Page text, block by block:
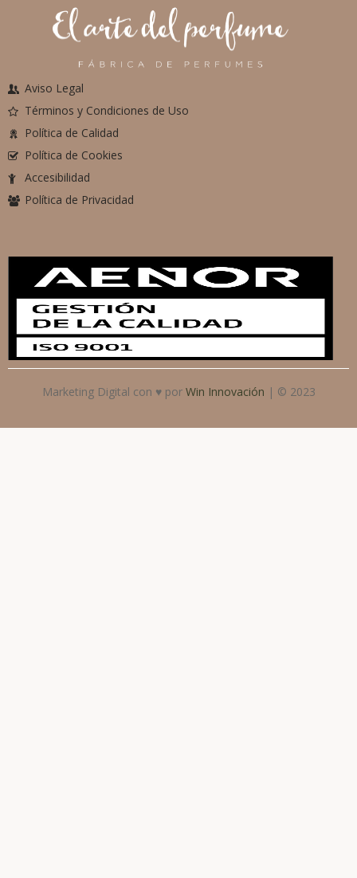
Aviso Legal
Términos y Condiciones de Uso
Política de Calidad
Política de Cookies
Accesibilidad
Política de Privacidad
Marketing Digital con ♥ por Win Innovación | © 2023